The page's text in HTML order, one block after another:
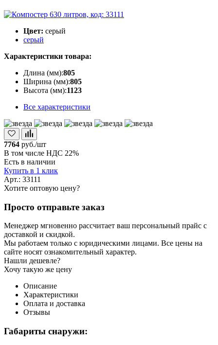
Цвет: серый
серый
Характеристики товара:
Длина (мм):805
Ширина (мм):805
Высота (мм):1123
Все характеристики
7764 руб./шт
В том числе НДС 22%
Есть в наличии
Купить в 1 клик
Арт.: 33111
Хотите оптовую цену?
Просто отправьте заказ
Менеджер мгновенно рассчитает ваш персональный прайс с
доставкой и скидкой.
Мы работаем только с юридическими лицами. Все цены на
сайте носят ознакомительный характер.
Нашли дешевле?
Хочу такую же цену
Описание
Характеристики
Оплата и доставка
Отзывы
Габариты снаружи: